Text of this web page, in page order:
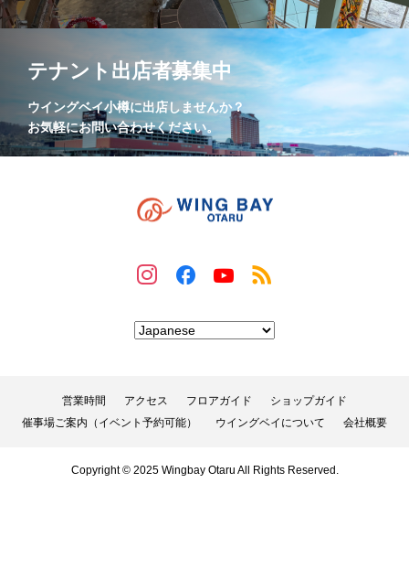
テナント出店者募集中
ウイングベイ小樽に出店しませんか？
お気軽にお問い合わせください。
営業時間 アクセス フロアガイド
ショップガイド
催事場ご案内（イベント予約可能）
ウイングベイについて 会社概要
Copyright © 2025 Wingbay Otaru All Rights Reserved.